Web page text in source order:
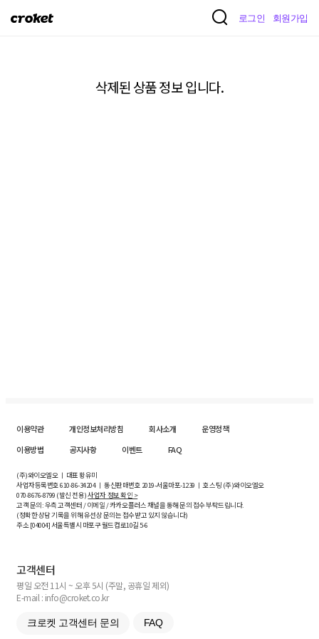
크
로그인 회원가입
삭제된 상품 정보 입니다.
이용약관 개인정보처리방침 회사소개
운영정책
이용방법
공지사항 이벤트 FAQ
(주)와이오엘오 ㅣ 대표 황유미
사업자등록번호610-86-34204ㅣ 통신판매번호 2019-서울마포-1239 ㅣ 호스팅 (주)와이오엘오
070-8676-8799 (발신 전용)사업자 정보 확인 >
고객 문의: 우측 고객센터 / 이메일 / 카카오플러스 채널을 통해 문의 접수 부탁드립니다.
(정확한 상담 기록을 위해 유선상 문의는 접수받고 있지 않습니다)
주소 [04004] 서울특별시 마포구 월드컵로10길5-6
고객센터
평일 오전 11시 ~ 오후 5시 (주말, 공휴일 제외)
E-mail : info@croket.co.kr
크로켓 고객센터 문의 FAQ